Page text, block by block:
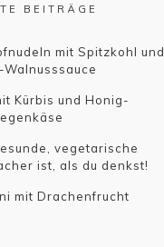
BEITRÄGE
mit Spitzkohl und
Kürbis und Honig-
vegetarische
ist, als du denkst!
mit Drachenfrucht